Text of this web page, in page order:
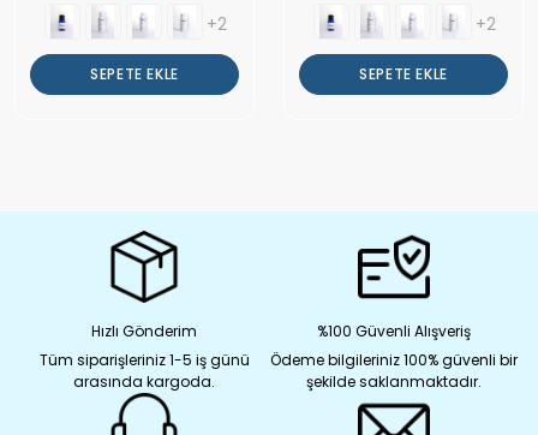
+2
SEPETE EKLE
+2
SEPETE EKLE
Hızlı Gönderim
Tüm siparişleriniz 1-5 iş günü
arasında kargoda.
%100 Güvenli Alışveriş
Ödeme bilgileriniz 100% güvenli bir
şekilde saklanmaktadır.